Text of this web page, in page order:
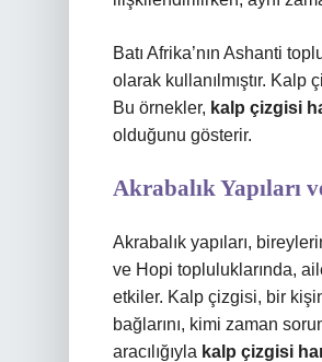
Batı Afrika’nın Ashanti
olarak kullanılmıştır.
Bu örnekler, kalp çizgisi
olduğunu gösterir.
Akrabalık Yapıları
Akrabalık yapıları,
ve Hopi topluluklarında,
etkiler. Kalp çizgisi, bir
bağlarını, kimi zaman
aracılığıyla kalp çizgisi